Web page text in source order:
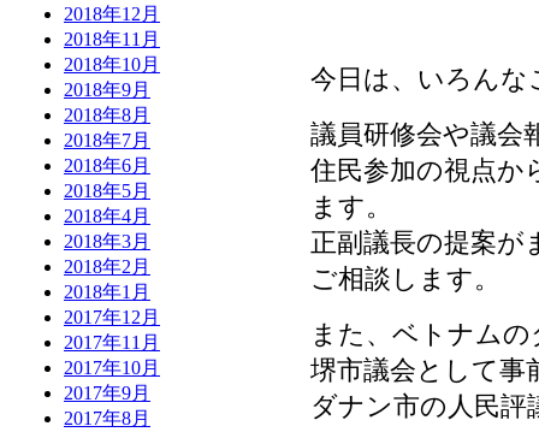
2018年12月
2018年11月
2018年10月
2018年9月
2018年8月
2018年7月
2018年6月
2018年5月
2018年4月
2018年3月
2018年2月
2018年1月
2017年12月
2017年11月
2017年10月
2017年9月
2017年8月
今日は、いろんな
議員研修会や議会
住民参加の視点か
ます。
正副議長の提案が
ご相談します。
また、ベトナム
堺市議会として事
ダナン市の人民評